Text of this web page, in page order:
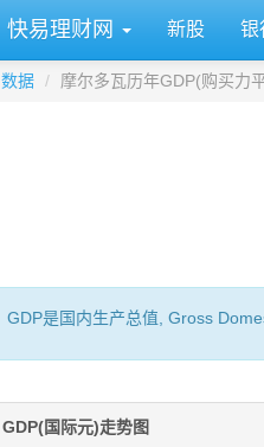
快易理财网 新股 银
数据 摩尔多瓦历年GDP(购买力
GDP是国内生产总值, Gross
GDP(国际元)走势图